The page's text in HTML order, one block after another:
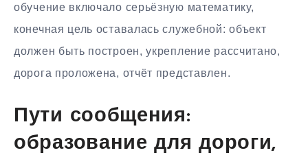
обучение включало серьёзную математику,
конечная цель оставалась служебной: объект
должен быть построен, укрепление рассчитано,
дорога проложена, отчёт представлен.
Пути сообщения:
образование для дороги,